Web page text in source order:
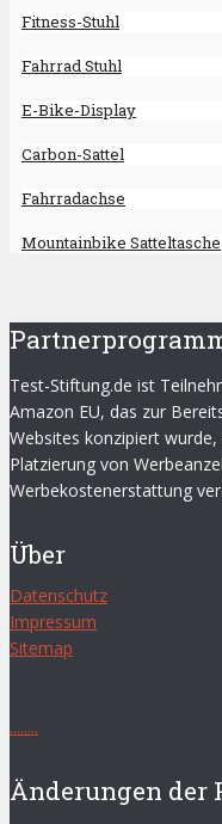
Fitness-Stuhl
Fahrrad Stuhl
E-Bike-Display
Carbon-Sattel
Fahrradachse
Mountainbike Satteltasche
Test-Stiftung.de ist
Amazon EU, das zur
Websites konzipiert
Platzierung von
Werbekostenerstattung
Über
Datenschutz
Impressum
Sitemap
........
Änderungen der